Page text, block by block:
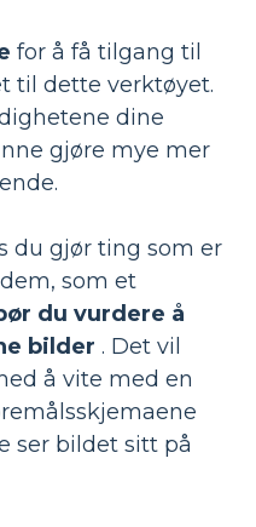
for å få tilgang til
til dette verktøyet.
dine
gjøre mye mer
du gjør ting som er
som et
du vurdere å
bilder . Det vil
å vite med en
ser bildet sitt på